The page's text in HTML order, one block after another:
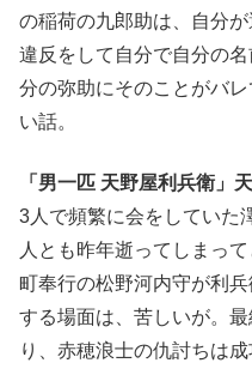
の稲荷の九郎助は、自分
違反をして自分で自分の
分の弥助にそのことがバ
い話。
「男一匹 天野屋利兵衛」
3人で頻繁に会をしていた
人とも昨年逝ってしまっ
町奉行の松野河内守が利
する場面は、苦しいが。
り、赤穂浪士の仇討ちは